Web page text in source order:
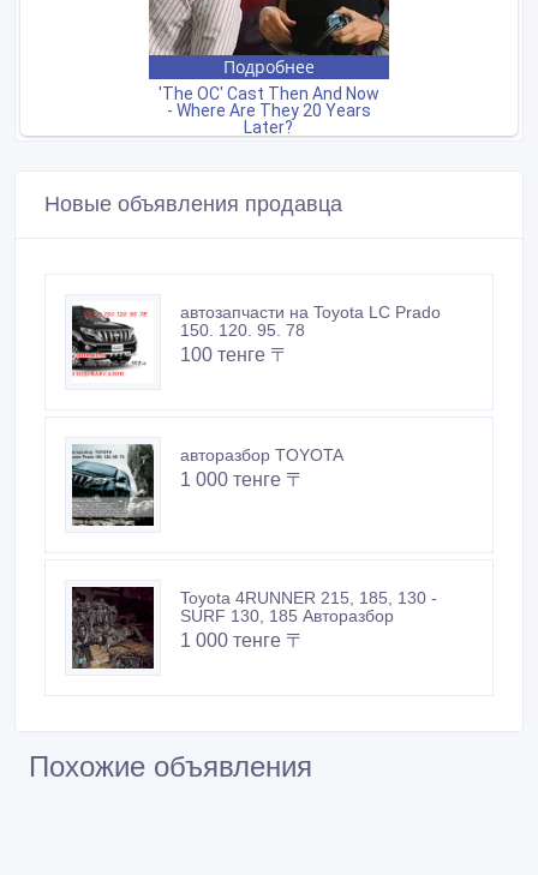
Новые объявления продавца
автозапчасти на Toyota LC Prado
150. 120. 95. 78
100 тенге 〒
авторазбор TOYOTA
1 000 тенге 〒
Toyota 4RUNNER 215, 185, 130 -
SURF 130, 185 Авторазбор
1 000 тенге 〒
Похожие объявления